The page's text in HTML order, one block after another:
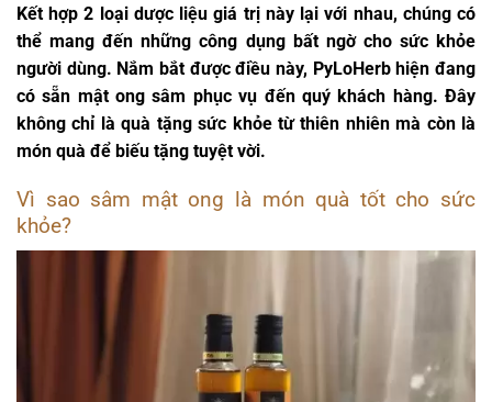
Kết hợp 2 loại dược liệu giá trị này lại với nhau, chúng có
thể mang đến những công dụng bất ngờ cho sức khỏe
người dùng. Nắm bắt được điều này, PyLoHerb hiện đang
có sẵn mật ong sâm phục vụ đến quý khách hàng. Đây
không chỉ là quà tặng sức khỏe từ thiên nhiên mà còn là
món quà để biếu tặng tuyệt vời.
Vì sao sâm mật ong là món quà tốt cho sức
khỏe?